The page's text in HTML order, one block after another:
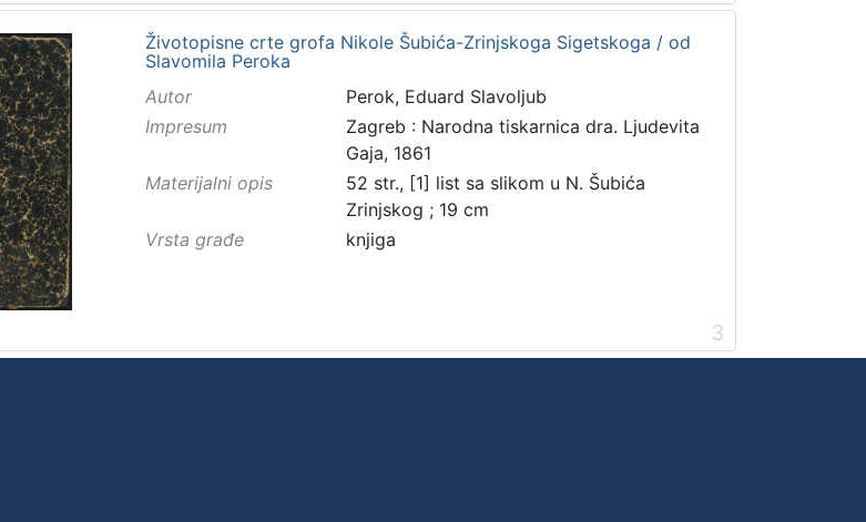
Životopisne crte grofa Nikole Šubića-Zrinjskoga Sigetskoga / od
Slavomila Peroka
Autor
Perok, Eduard Slavoljub
Impresum
Zagreb : Narodna tiskarnica dra. Ljudevita
Gaja, 1861
Materijalni opis
52 str., [1] list sa slikom u N. Šubića
Zrinjskog ; 19 cm
Vrsta građe
knjiga
3